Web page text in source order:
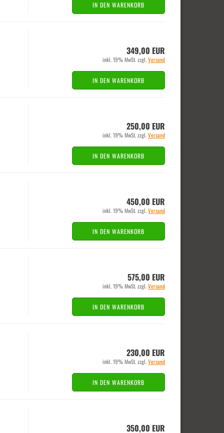
IN DEN WARENKORB
349,00 EUR
inkl. 19% MwSt. zzgl.Versand
IN DEN WARENKORB
250,00 EUR
inkl. 19% MwSt. zzgl.Versand
IN DEN WARENKORB
450,00 EUR
inkl. 19% MwSt. zzgl.Versand
IN DEN WARENKORB
575,00 EUR
inkl. 19% MwSt. zzgl.Versand
IN DEN WARENKORB
230,00 EUR
inkl. 19% MwSt. zzgl.Versand
IN DEN WARENKORB
350,00 EUR